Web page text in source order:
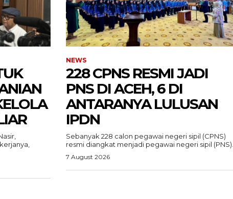
Berita Aceh
Terkini
Menu
News
Foto
Gaya Hidup
Hiburan
NEWS
228 CPNS RESMI JADI
PNS DI ACEH, 6 DI
ANTARANYA LULUSAN
IPDN
Sebanyak 228 calon pegawai negeri sipil (CPNS)
resmi diangkat menjadi pegawai negeri sipil (PNS)...
7 August 2026